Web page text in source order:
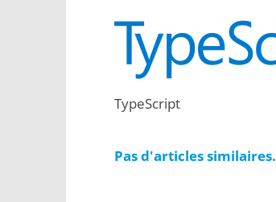
TypeScript
Pas d'articles similaires.